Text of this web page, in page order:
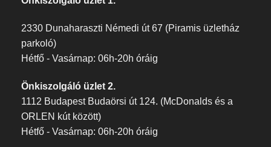
2330 Dunaharaszti Némedi út 67 (Piramis üzletház
parkoló)
Hétfő - Vasárnap: 06h-20h óráig
Önkiszolgáló üzlet 2.
1112 Budapest Budaörsi út 124. (McDonalds és a
ORLEN kút között)
Hétfő - Vasárnap: 06h-20h óráig